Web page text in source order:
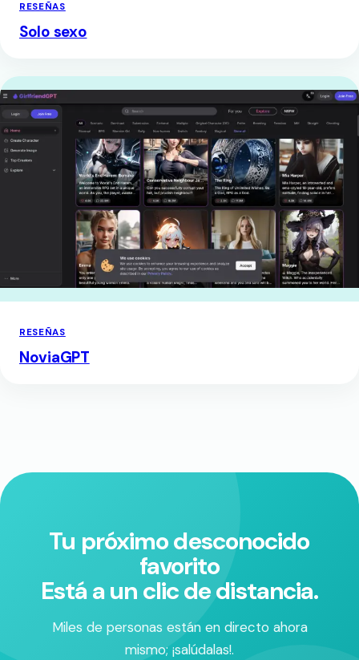
RESEÑAS
Solo sexo
RESEÑAS
NoviaGPT
Tu próximo desconocido
favorito
Está a un clic de distancia.
Miles de personas están en directo ahora
mismo; ¡salúdalas!.